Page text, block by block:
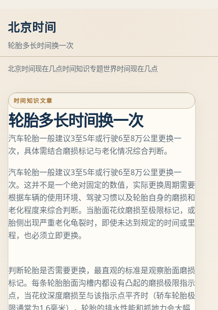
北京时间
轮胎多长时间换一次
北京时间现在几点时间知识专题世界时间现在几点
时间知识文章
轮胎多长时间换一次
汽车轮胎一般建议3至5年或行驶6至8万公里更换一
次，具体需结合磨损标记与老化情况综合判断。
汽车轮胎一般建议3至5年或行驶6至8万公里更换一
次。这并不是一个绝对固定的数值，实际更换周期需要
根据车辆的使用环境、驾驶习惯以及轮胎自身的磨损和
老化程度来综合判断。当胎面花纹磨损至极限标记，或
胎侧出现严重老化龟裂时，即使未达到规定的时间或里
程，也必须立即更换。
判断轮胎是否需要更换，最直观的标准是观察胎面磨损
标记。每条轮胎胎面沟槽内都设有凸起的磨损极限指示
点，当花纹深度磨损至与该指示点平齐时（轿车轮胎极